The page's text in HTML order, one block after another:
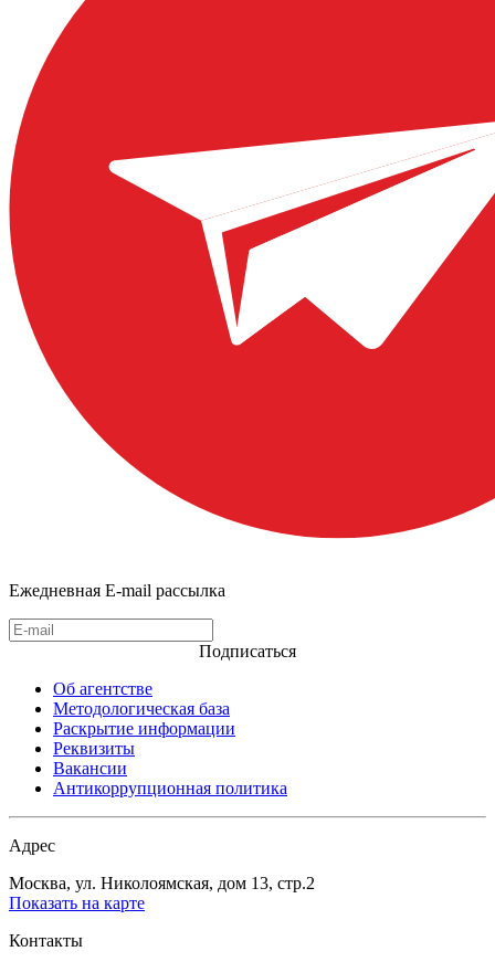
Ежедневная E-mail рассылка
Подписаться
Об агентстве
Методологическая база
Раскрытие информации
Реквизиты
Вакансии
Антикоррупционная политика
Адрес
Москва, ул. Николоямская, дом 13, стр.2
Показать на карте
Контакты